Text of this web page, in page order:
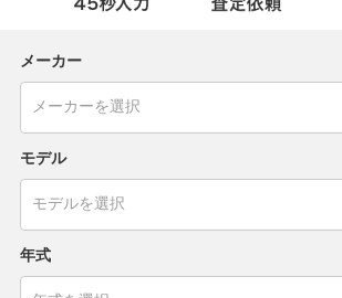
メーカー
モデル
年式